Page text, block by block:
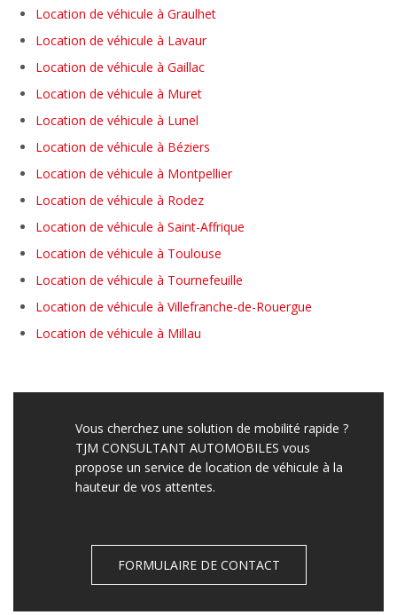
Location de véhicule à Graulhet
Location de véhicule à Lavaur
Location de véhicule à Gaillac
Location de véhicule à Muret
Location de véhicule à Lunel
Location de véhicule à Béziers
Location de véhicule à Montpellier
Location de véhicule à Rodez
Location de véhicule à Saint-Affrique
Location de véhicule à Toulouse
Location de véhicule à Tournefeuille
Location de véhicule à Villefranche-de-Rouergue
Location de véhicule à Millau
Vous cherchez une solution de mobilité rapide ?
TJM CONSULTANT AUTOMOBILES vous
propose un service de location de véhicule à la
hauteur de vos attentes.
FORMULAIRE DE CONTACT